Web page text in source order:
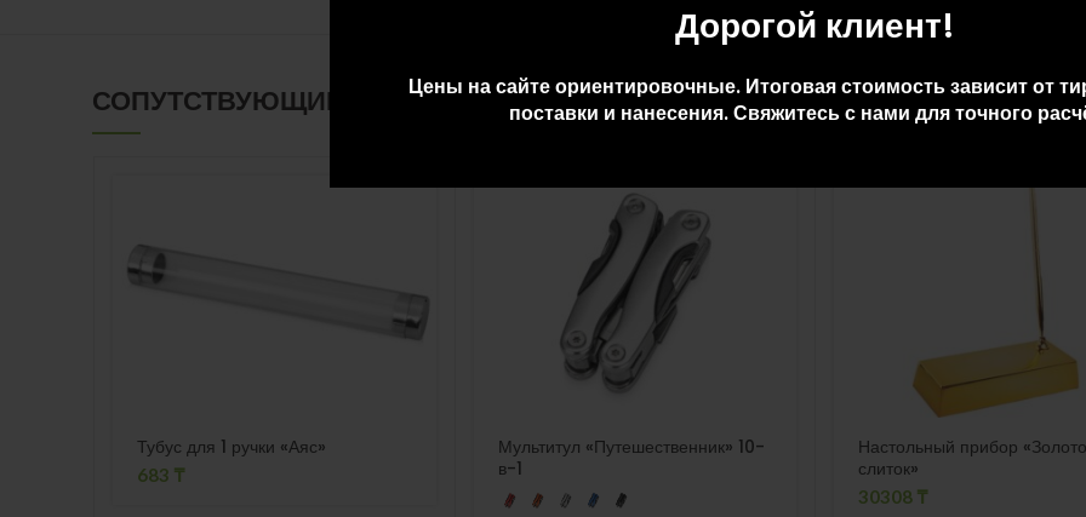
Дорогой клиент!
Цены на сайте ориентировочные. Итоговая стоимость зависит от
поставки и нанесения. Свяжитесь с нами для точного
СОПУТСТВУЮЩИЕ ТОВАРЫ
Тубус для 1 ручки «Аяс»
683 ₸
Мультитул «Путешественник» 10-
в-1
Настольный прибор
слиток»
30308 ₸